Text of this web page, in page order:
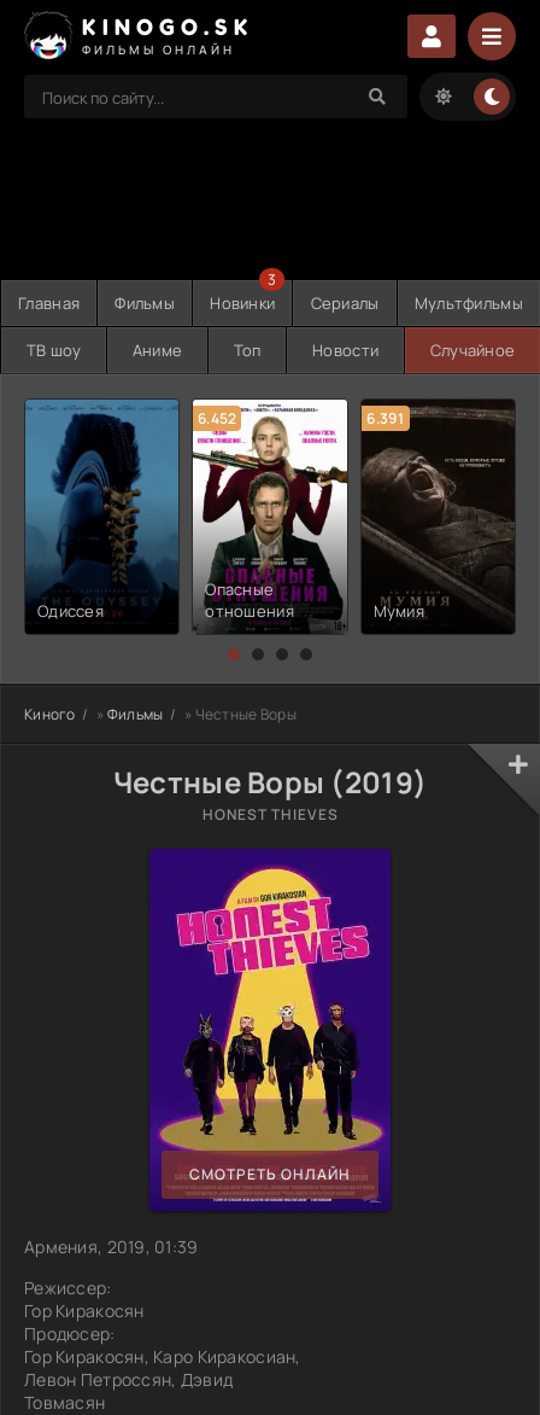
KINOGO.SK
ФИЛЬМЫ ОНЛАЙН
Главная Фильмы Новинки
3
Сериалы Мультфильмы
ТВ шоу Аниме Топ Новости Случайное
Одиссея
6.452
Опасные
отношения
6.391
Мумия
Киного » Фильмы » Честные Воры
Честные Воры (2019)
HONEST THIEVES
СМОТРЕТЬ ОНЛАЙН
Армения, 2019, 01:39
Режиссер:
Гор Киракосян
Продюсер:
Гор Киракосян, Каро Киракосиан,
Левон Петроссян, Дэвид
Товмасян